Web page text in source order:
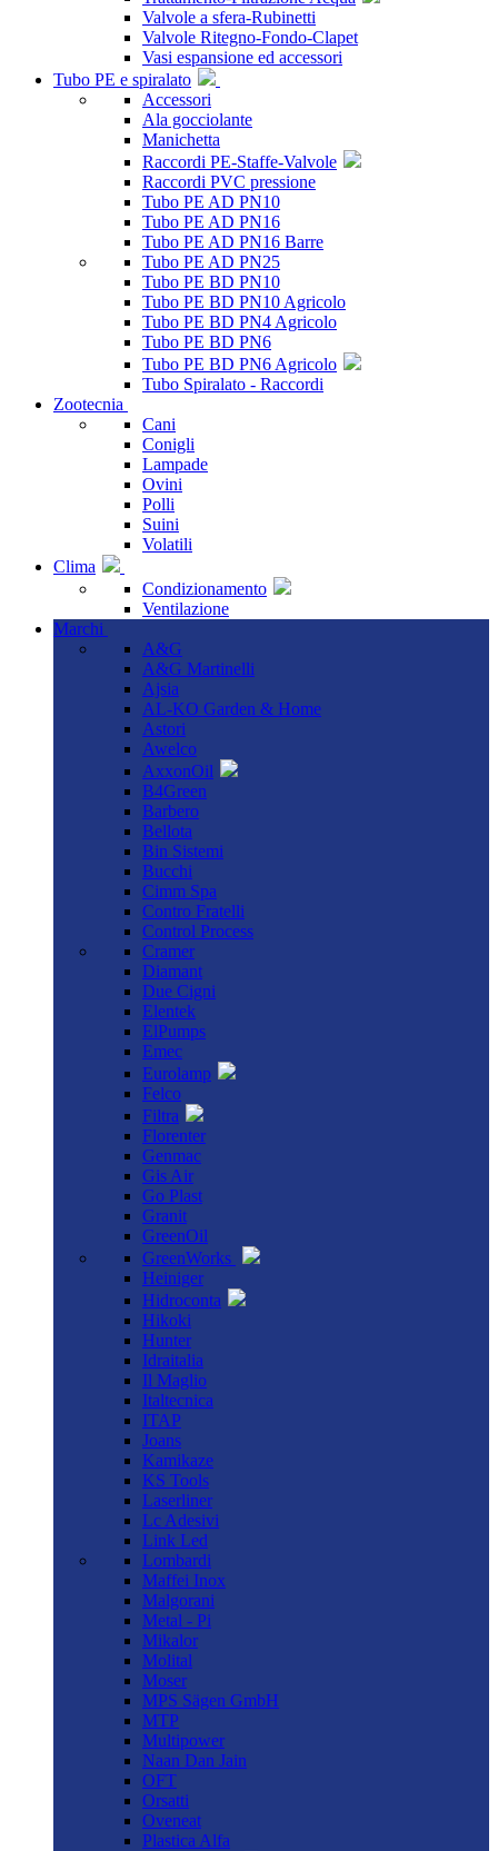
Valvole a sfera-Rubinetti
Valvole Ritegno-Fondo-Clapet
Vasi espansione ed accessori
Tubo PE e spiralato
Accessori
Ala gocciolante
Manichetta
Raccordi PE-Staffe-Valvole
Raccordi PVC pressione
Tubo PE AD PN10
Tubo PE AD PN16
Tubo PE AD PN16 Barre
Tubo PE AD PN25
Tubo PE BD PN10
Tubo PE BD PN10 Agricolo
Tubo PE BD PN4 Agricolo
Tubo PE BD PN6
Tubo PE BD PN6 Agricolo
Tubo Spiralato - Raccordi
Zootecnia
Cani
Conigli
Lampade
Ovini
Polli
Suini
Volatili
Clima
Condizionamento
Ventilazione
Marchi
A&G
A&G Martinelli
Ajsia
AL-KO Garden & Home
Astori
Awelco
AxxonOil
B4Green
Barbero
Bellota
Bin Sistemi
Bucchi
Cimm Spa
Contro Fratelli
Control Process
Cramer
Diamant
Due Cigni
Elentek
ElPumps
Emec
Eurolamp
Felco
Filtra
Florenter
Genmac
Gis Air
Go Plast
Granit
GreenOil
GreenWorks
Heiniger
Hidroconta
Hikoki
Hunter
Idraitalia
Il Maglio
Italtecnica
ITAP
Joans
Kamikaze
KS Tools
Laserliner
Lc Adesivi
Link Led
Lombardi
Maffei Inox
Malgorani
Metal - Pi
Mikalor
Molital
Moser
MPS Sägen GmbH
MTP
Multipower
Naan Dan Jain
OFT
Orsatti
Oveneat
Plastica Alfa